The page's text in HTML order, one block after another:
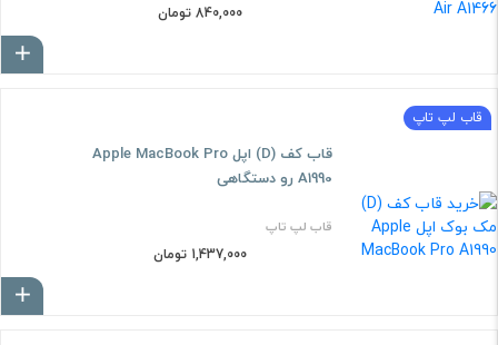
840,000 تومان
قاب لپ تاپ
قاب کف (D) اپل Apple MacBook Pro
A1990 رو دستگاهی
قاب لپ تاپ
1,437,000 تومان